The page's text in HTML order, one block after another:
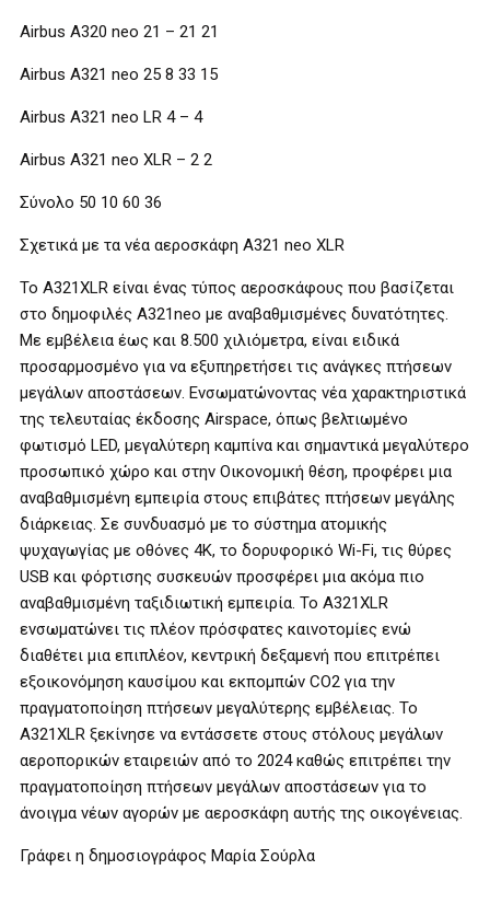
Airbus Α320 neo 21 – 21 21
Airbus Α321 neo 25 8 33 15
Airbus Α321 neo LR 4 – 4
Airbus Α321 neo ΧLR – 2 2
Σύνολο 50 10 60 36
Σχετικά με τα νέα αεροσκάφη A321 neo XLR
Το A321XLR είναι ένας τύπος αεροσκάφους που βασίζεται
στο δημοφιλές A321neo με αναβαθμισμένες δυνατότητες.
Με εμβέλεια έως και 8.500 χιλιόμετρα, είναι ειδικά
προσαρμοσμένο για να εξυπηρετήσει τις ανάγκες πτήσεων
μεγάλων αποστάσεων. Ενσωματώνοντας νέα χαρακτηριστικά
της τελευταίας έκδοσης Airspace, όπως βελτιωμένο
φωτισμό LED, μεγαλύτερη καμπίνα και σημαντικά μεγαλύτερο
προσωπικό χώρο και στην Οικονομική θέση, προφέρει μια
αναβαθμισμένη εμπειρία στους επιβάτες πτήσεων μεγάλης
διάρκειας. Σε συνδυασμό με το σύστημα ατομικής
ψυχαγωγίας με οθόνες 4K, το δορυφορικό Wi-Fi, τις θύρες
USB και φόρτισης συσκευών προσφέρει μια ακόμα πιο
αναβαθμισμένη ταξιδιωτική εμπειρία. Το A321XLR
ενσωματώνει τις πλέον πρόσφατες καινοτομίες ενώ
διαθέτει μια επιπλέον, κεντρική δεξαμενή που επιτρέπει
εξοικονόμηση καυσίμου και εκπομπών CO2 για την
πραγματοποίηση πτήσεων μεγαλύτερης εμβέλειας. Το
A321XLR ξεκίνησε να εντάσσετε στους στόλους μεγάλων
αεροπορικών εταιρειών από το 2024 καθώς επιτρέπει την
πραγματοποίηση πτήσεων μεγάλων αποστάσεων για το
άνοιγμα νέων αγορών με αεροσκάφη αυτής της οικογένειας.
Γράφει η δημοσιογράφος Μαρία Σούρλα